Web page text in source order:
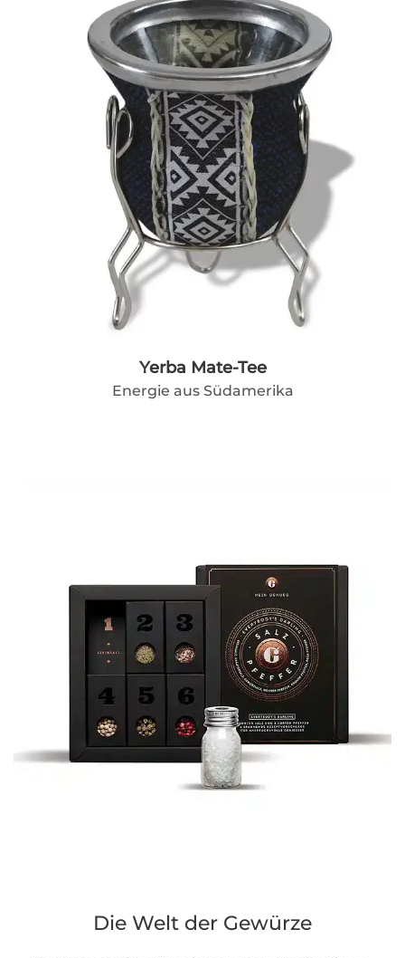
Yerba Mate-Tee
Energie aus Südamerika
Die Welt der Gewürze